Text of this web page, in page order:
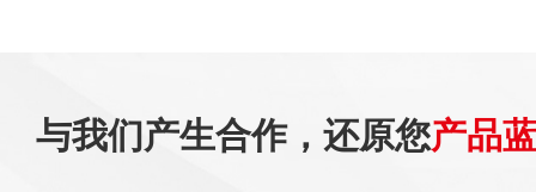
与我们产生合作，还原您产品